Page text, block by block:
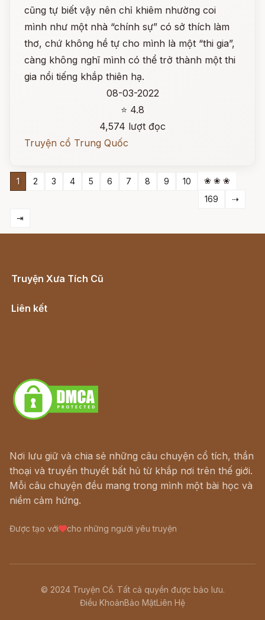
cũng tự biết vậy nên chỉ khiêm nhường coi
mình như một nhà “chính sự” có sở thích làm
thơ, chứ không hề tự cho mình là một “thi gia”,
càng không nghĩ mình có thể trở thành một thi
gia nổi tiếng khắp thiên hạ.
08-03-2022
⭐ 4.8
4,574 lượt đọc
Truyện cổ Trung Quốc
1 2 3 4 5 6 7 8 9 10
❀ ❀ ❀
169
⇢
⇥
Truyện Xưa Tích Cũ
Liên kết
Nơi lưu giữ và chia sẻ những câu chuyện cổ tích, thần
thoại và truyền thuyết bất hủ từ khắp nơi trên thế giới.
Mỗi câu chuyện đều mang trong mình một bài học và
niềm cảm hứng.
Được tạo với cho những người yêu truyện
© 2024 Truyện Cổ. Tất cả quyền được bảo lưu.
Điều KhoảnBảo MậtLiên Hệ